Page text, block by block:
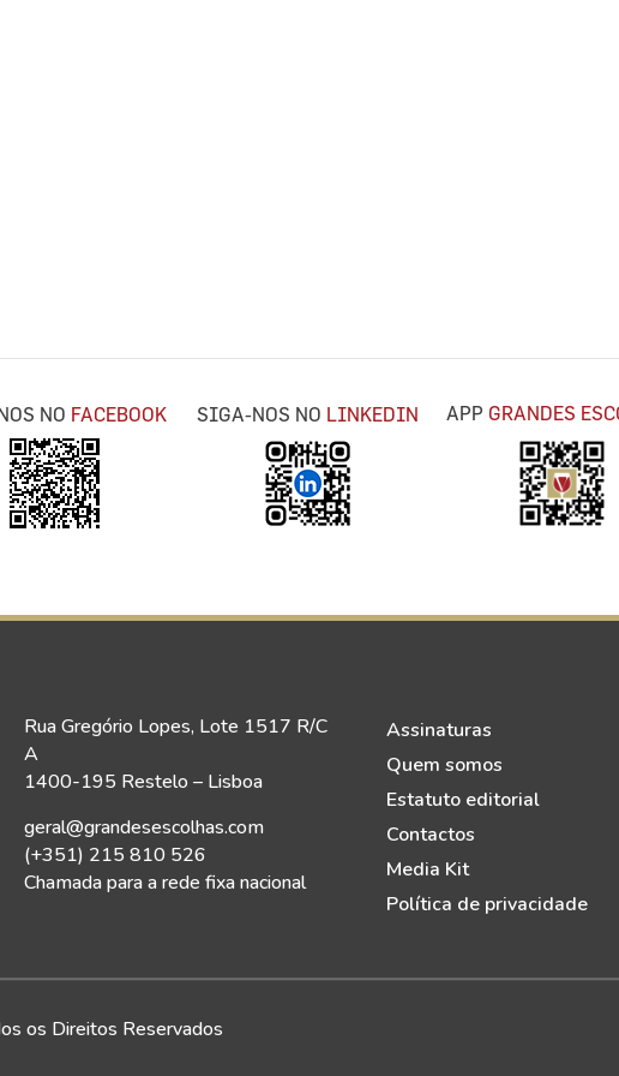
NO FACEBOOK SIGA-NOS NO LINKEDIN APP GRANDES
Rua Gregório Lopes, Lote 1517 R/C
A
1400-195 Restelo – Lisboa
geral@grandesescolhas.com
(+351) 215 810 526
Chamada para a rede fixa nacional
Assinaturas
Quem somos
Estatuto editorial
Contactos
Media Kit
Política de privacidade
os Direitos Reservados